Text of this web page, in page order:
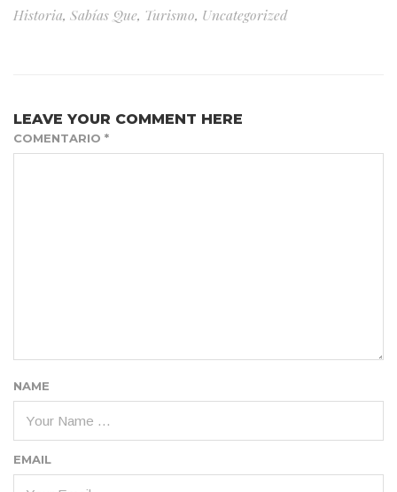
Historia, Sabías Que, Turismo, Uncategorized
LEAVE YOUR COMMENT HERE
COMENTARIO *
NAME
EMAIL